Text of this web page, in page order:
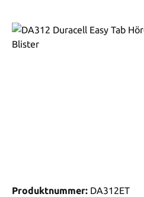
Produktnummer: DA312ET